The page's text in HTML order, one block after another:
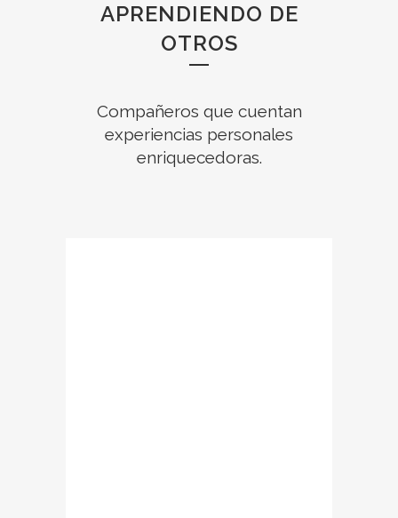
APRENDIENDO DE
OTROS
Compañeros que cuentan
experiencias personales
enriquecedoras.